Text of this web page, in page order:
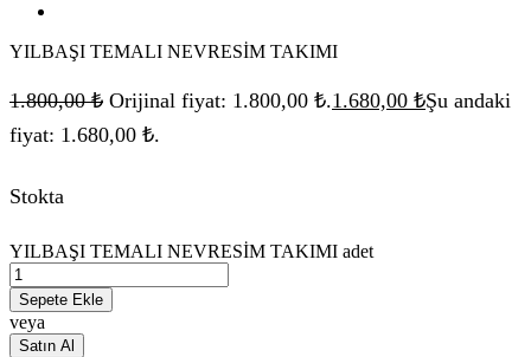
YILBAŞI TEMALI NEVRESİM TAKIMI
1.800,00₺ Orijinal fiyat: 1.800,00 ₺.1.680,00 ₺Şu andaki
fiyat: 1.680,00 ₺.
Stokta
YILBAŞI TEMALI NEVRESİM TAKIMI adet
Sepete Ekle
veya
Satın Al